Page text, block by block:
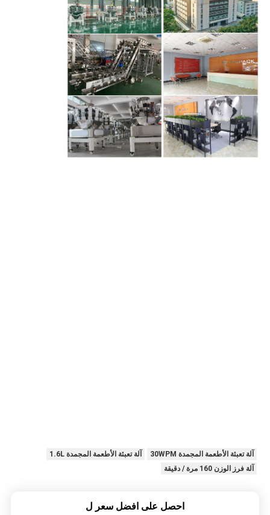
آلة تعبئة الأطعمة المجمدة 30WPM
آلة تعبئة الأطعمة المجمدة 1.6L
آلة فرز الوزن 160 مرة / دقيقة
احصل على افضل سعر ل